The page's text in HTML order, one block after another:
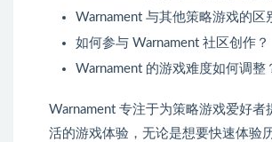
Warnament 与其他策略游戏的区
如何参与 Warnament 社区创作？
Warnament 的游戏难度如何调整
Warnament 专注于为策略游戏爱好者
活的游戏体验，无论是想要快速体验